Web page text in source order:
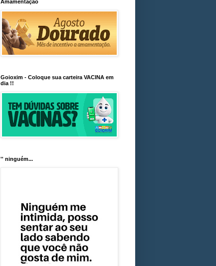
Amamentação
Goioxim - Coloque sua carteira VACINA em
dia !!
'' ninguém...